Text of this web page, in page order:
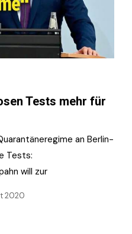
Tests mehr für
an Berlin-
Tests:
will zur
2020